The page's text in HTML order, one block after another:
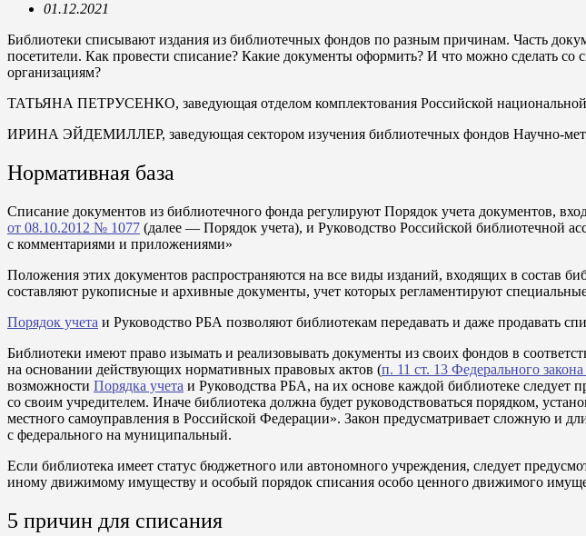
01.12.2021
Библиотеки списывают издания из библиотечных фондов по разным причинам. Часть
посетители. Как провести списание? Какие документы оформить? И что можно сделать
организациям?
ТАТЬЯНА ПЕТРУСЕНКО, заведующая отделом комплектования Российской
ИРИНА ЭЙДЕМИЛЛЕР, заведующая сектором изучения библиотечных фондов Научно-
Нормативная база
Списание документов из библиотечного фонда регулируют Порядок учета документов,
от 08.10.2012 № 1077 (далее — Порядок учета), и Руководство Российской библиотечной
с комментариями и приложениями»
Положения этих документов распространяются на все виды изданий, входящих в состав
составляют рукописные и архивные документы, учет которых регламентируют
Порядок учета и Руководство РБА позволяют библиотекам передавать и даже продавать
Библиотеки имеют право изымать и реализовывать документы из своих фондов в
на основании действующих нормативных правовых актов (п. 11 ст. 13 Федерального
возможности Порядка учета и Руководства РБА, на их основе каждой библиотеке следует
со своим учредителем. Иначе библиотека должна будет руководствоваться порядком,
местного самоуправления в Российской Федерации». Закон предусматривает сложную
с федерального на муниципальный.
Если библиотека имеет статус бюджетного или автономного учреждения, следует
иному движимому имуществу и особый порядок списания особо ценного движимого
5 причин для списания